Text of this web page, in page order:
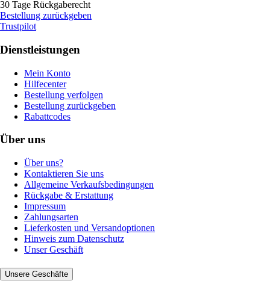
30 Tage Rückgaberecht
Bestellung zurückgeben
Trustpilot
Dienstleistungen
Mein Konto
Hilfecenter
Bestellung verfolgen
Bestellung zurückgeben
Rabattcodes
Über uns
Über uns?
Kontaktieren Sie uns
Allgemeine Verkaufsbedingungen
Rückgabe & Erstattung
Impressum
Zahlungsarten
Lieferkosten und Versandoptionen
Hinweis zum Datenschutz
Unser Geschäft
Unsere Geschäfte